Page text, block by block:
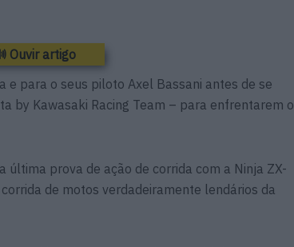
Ouvir artigo
e para o seus piloto Axel Bassani antes de se
by Kawasaki Racing Team – para enfrentarem o
última prova de ação de corrida com a Ninja ZX-
de motos verdadeiramente lendários da